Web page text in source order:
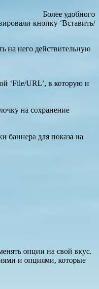
Более удобного
кнопку ‘Вставить/
на него действительную
‘File/URL’, в которую и
на сохранение
баннера для показа на
опции на свой вкус.
и опциями, которые